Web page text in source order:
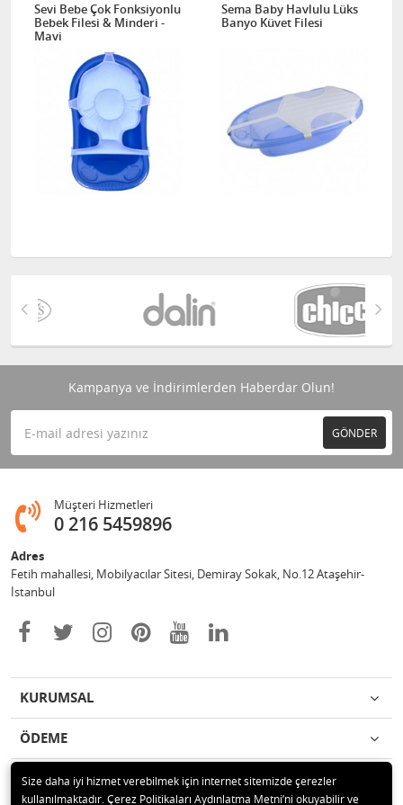
Sevi Bebe Çok Fonksiyonlu
Bebek Filesi & Minderi -
Mavi
Sema Baby Havlulu Lüks
Banyo Küvet Filesi
Kampanya ve İndirimlerden Haberdar Olun!
GÖNDER
Müşteri Hizmetleri
0 216 5459896
Adres
Fetih mahallesi, Mobilyacılar Sitesi, Demiray Sokak, No.12 Ataşehir-
İstanbul
KURUMSAL
ÖDEME
İLETİŞİM
Size daha iyi hizmet verebilmek için internet sitemizde çerezler
kullanılmaktadır. Çerez Politikaları Aydınlatma Metni’ni okuyabilir ve